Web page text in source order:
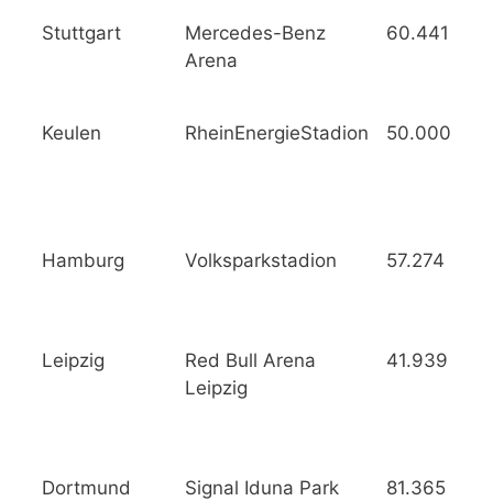
Stuttgart
Mercedes-Benz
Arena
60.441
Keulen RheinEnergieStadion 50.000
Hamburg Volksparkstadion 57.274
Leipzig
Red Bull Arena
Leipzig
41.939
Dortmund Signal Iduna Park 81.365